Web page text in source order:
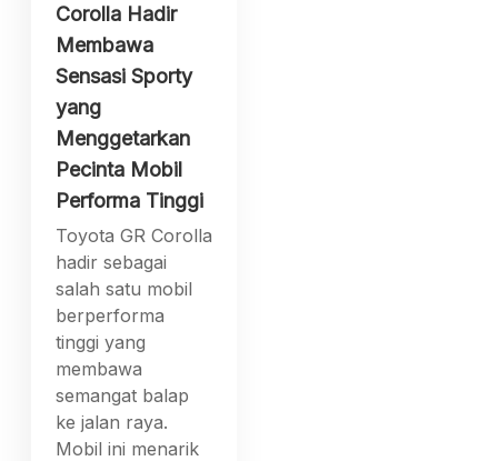
Corolla Hadir
Membawa
Sensasi Sporty
yang
Menggetarkan
Pecinta Mobil
Performa Tinggi
Toyota GR Corolla
hadir sebagai
salah satu mobil
berperforma
tinggi yang
membawa
semangat balap
ke jalan raya.
Mobil ini menarik